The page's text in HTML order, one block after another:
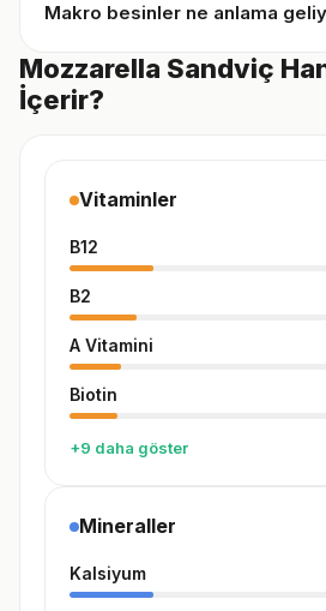
Makro besinler ne anlama
Mozzarella Sandviç
İçerir?
Vitaminler
B12
B2
A Vitamini
Biotin
+9 daha göster
Mineraller
Kalsiyum